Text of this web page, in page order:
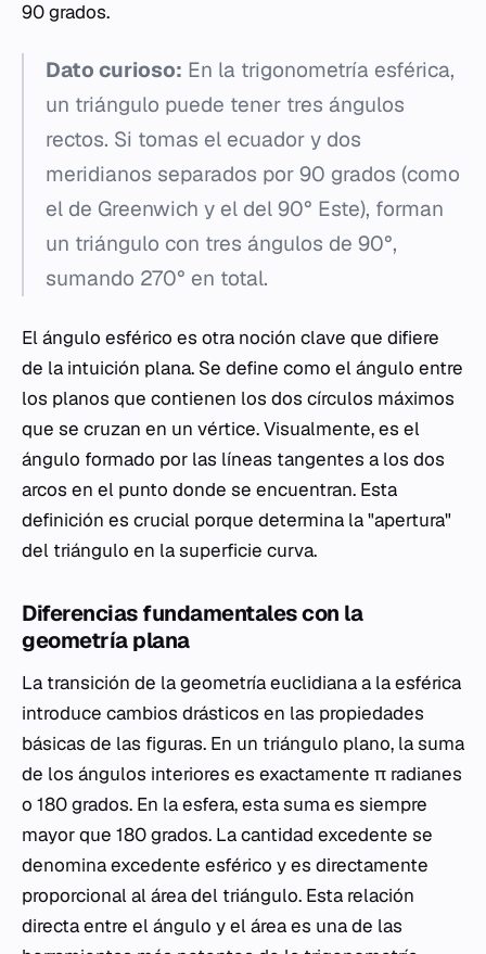
90 grados.
Dato curioso: En la trigonometría esférica,
un triángulo puede tener tres ángulos
rectos. Si tomas el ecuador y dos
meridianos separados por 90 grados (como
el de Greenwich y el del 90° Este), forman
un triángulo con tres ángulos de 90°,
sumando 270° en total.
El ángulo esférico es otra noción clave que difiere
de la intuición plana. Se define como el ángulo entre
los planos que contienen los dos círculos máximos
que se cruzan en un vértice. Visualmente, es el
ángulo formado por las líneas tangentes a los dos
arcos en el punto donde se encuentran. Esta
definición es crucial porque determina la "apertura"
del triángulo en la superficie curva.
Diferencias fundamentales con la
geometría plana
La transición de la geometría euclidiana a la esférica
introduce cambios drásticos en las propiedades
básicas de las figuras. En un triángulo plano, la suma
de los ángulos interiores es exactamente π radianes
o 180 grados. En la esfera, esta suma es siempre
mayor que 180 grados. La cantidad excedente se
denomina excedente esférico y es directamente
proporcional al área del triángulo. Esta relación
directa entre el ángulo y el área es una de las